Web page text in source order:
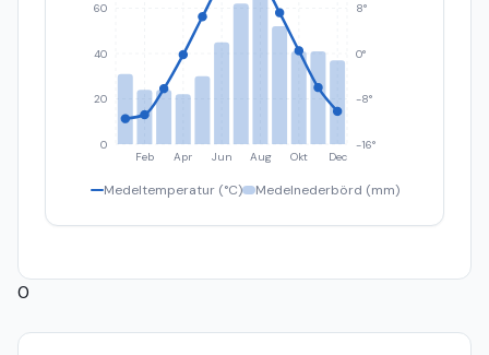
Feb Apr Jun Aug Okt Dec
0
20
40
60
-16°
-8°
0°
8°
Medeltemperatur (°C) Medelnederbörd (mm)
0